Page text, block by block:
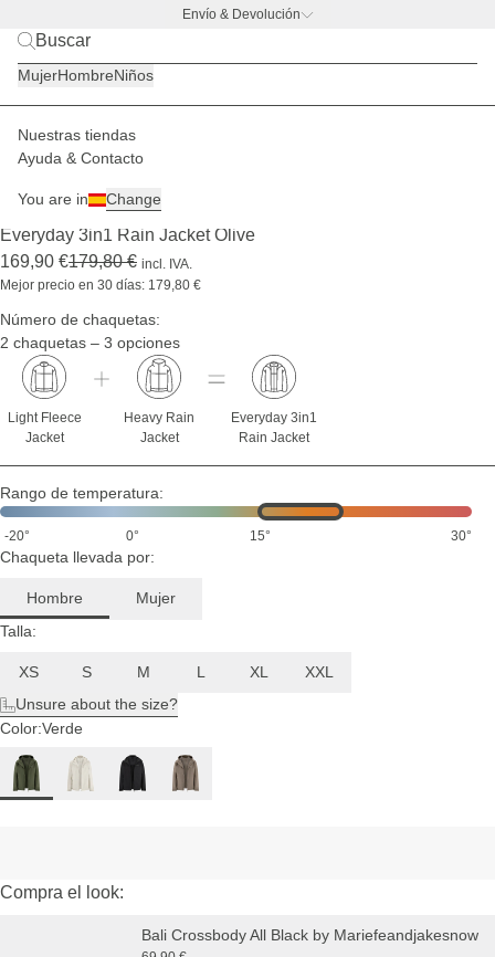
Envío & Devolución
MujerHombreNiños
Nuestras tiendas
Ayuda & Contacto
You are in Change
Hombre Chaquetas
(1208)
Everyday 3in1 Rain Jacket Olive
169,90 €179,80 € incl. IVA.
Mejor precio en 30 días: 179,80 €
Número de chaquetas:
2 chaquetas – 3 opciones
Light Fleece
Jacket
Heavy Rain
Jacket
Everyday 3in1
Rain Jacket
Rango de temperatura:
-20° 0° 15° 30°
Chaqueta llevada por:
Hombre
Mujer
Talla:
XS S M L XL
XXL
Unsure about the size?
Color:Verde
Compra el look:
Bali Crossbody All Black by Mariefeandjakesnow